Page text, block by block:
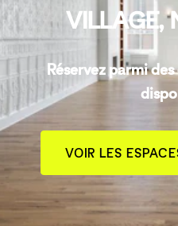
VILLAGE,
Réservez parmi
VOIR LES